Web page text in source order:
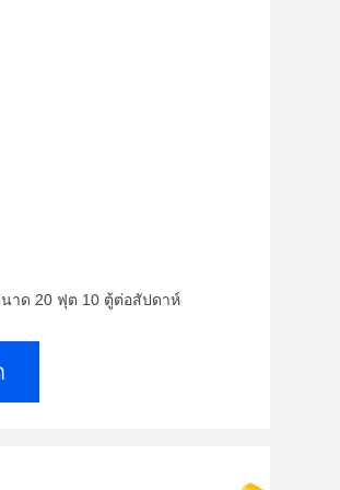
าด 20 ฟุต 10 ตู้ต่อสัปดาห์